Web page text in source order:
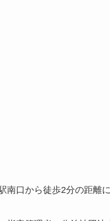
南口から徒歩2分の距離に